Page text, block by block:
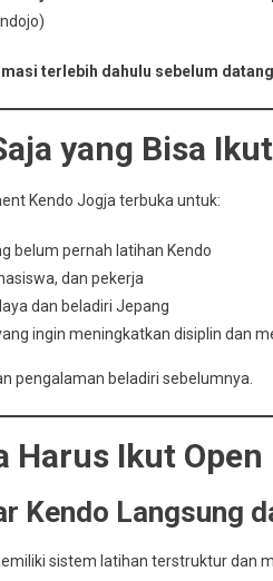
terlebih dahulu sebelum datang
yang Bisa
Kendo Jogja terbuka untuk:
belum pernah latihan Kendo
dan pekerja
dan beladiri Jepang
ingin meningkatkan disiplin dan
pengalaman beladiri sebelumnya.
Harus Ikut
Kendo Langsung
sistem latihan terstruktur dan